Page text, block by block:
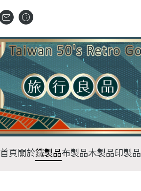
首頁 關於鐵製品布製品木製品印製品